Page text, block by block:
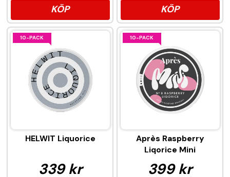
KÖP KÖP
10-PACK
HELWIT Liquorice
339 kr
10-PACK
Après Raspberry
Liqorice Mini
399 kr